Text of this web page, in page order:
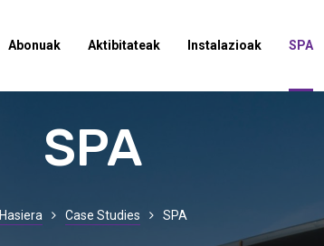
Abonuak Aktibitateak Instalazioak SPA
SPA
Hasiera Case Studies SPA